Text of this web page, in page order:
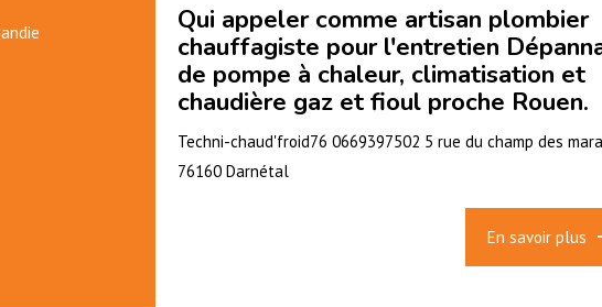
Qui appeler comme artisan plombier
chauffagiste pour l'entretien
de pompe à chaleur, climatisation et
chaudière gaz et fioul proche Rouen.
Techni-chaud'froid76 0669397502 5 rue du champ des
76160 Darnétal
En savoir plus